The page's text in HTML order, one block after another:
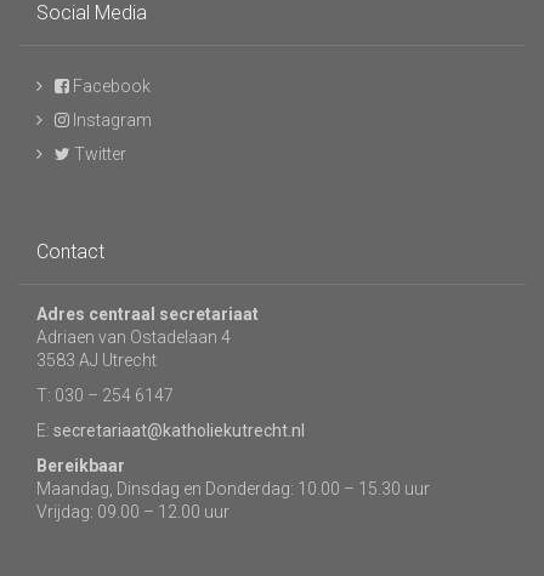
Social Media
Facebook
Instagram
Twitter
Contact
Adres centraal secretariaat
Adriaen van Ostadelaan 4
3583 AJ Utrecht
T: 030 – 254 6147
E: secretariaat@katholiekutrecht.nl
Bereikbaar
Maandag, Dinsdag en Donderdag: 10.00 – 15.30 uur
Vrijdag: 09.00 – 12.00 uur